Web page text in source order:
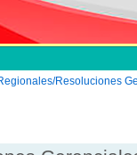
Resoluciones